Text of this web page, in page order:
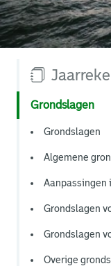
Grondslagen
Grondslagen
Algemene
Aanpassingen
Grondslagen
Grondslagen
Overige